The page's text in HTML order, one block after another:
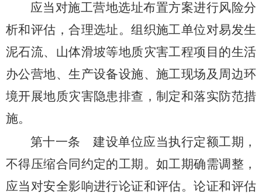
应当对施工营地选址布置方案进行风险分
析和评估，合理选址。组织施工单位对易发生
泥石流、山体滑坡等地质灾害工程项目的生活
办公营地、生产设备设施、施工现场及周边环
境开展地质灾害隐患排查，制定和落实防范措
施。
第十一条 建设单位应当执行定额工期，
不得压缩合同约定的工期。如工期确需调整，
应当对安全影响进行论证和评估。论证和评估